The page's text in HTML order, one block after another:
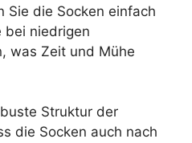
Sie die Socken einfach
bei niedrigen
was Zeit und Mühe
Struktur der
die Socken auch nach